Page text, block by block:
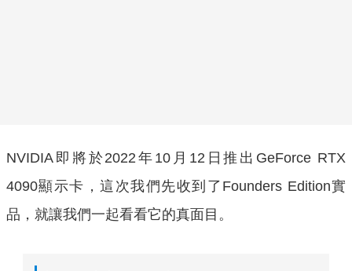
NVIDIA即將於2022年10月12日推出GeForce RTX
4090顯示卡，這次我們先收到了Founders Edition實
品，就讓我們一起看看它的真面目。